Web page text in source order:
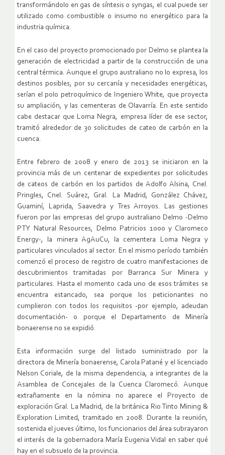
transformándolo en gas de síntesis o syngas, el cual puede ser
utilizado como combustible o insumo no energético para la
industria química.
En el caso del proyecto promocionado por Delmo se plantea la
generación de electricidad a partir de la construcción de una
central térmica. Aunque el grupo australiano no lo expresa, los
destinos posibles, por su cercanía y necesidades energéticas,
serían el polo petroquímico de Ingeniero White, que proyecta
su ampliación, y las cementeras de Olavarría. En este sentido
cabe destacar que Loma Negra, empresa líder de ese sector,
tramitó alrededor de 30 solicitudes de cateo de carbón en la
cuenca.
Entre febrero de 2008 y enero de 2013 se iniciaron en la
provincia más de un centenar de expedientes por solicitudes
de cateos de carbón en los partidos de Adolfo Alsina, Cnel.
Pringles, Cnel. Suárez, Gral. La Madrid, González Chávez,
Guaminí, Laprida, Saavedra y Tres Arroyos. Las gestiones
fueron por las empresas del grupo australiano Delmo -Delmo
PTY Natural Resources, Delmo Patricios 1000 y Claromeco
Energy-, la minera AgAuCu, la cementera Loma Negra y
particulares vinculados al sector. En el mismo período también
comenzó el proceso de registro de cuatro manifestaciones de
descubrimientos tramitadas por Barranca Sur Minera y
particulares. Hasta el momento cada uno de esos trámites se
encuentra estancado, sea porque los peticionantes no
cumplieron con todos los requisitos -por ejemplo, adeudan
documentación- o porque el Departamento de Minería
bonaerense no se expidió.
Esta información surge del listado suministrado por la
directora de Minería bonaerense, Carola Patané y el licenciado
Nelson Coriale, de la misma dependencia, a integrantes de la
Asamblea de Concejales de la Cuenca Claromecó. Aunque
extrañamente en la nómina no aparece el Proyecto de
exploración Gral. La Madrid, de la británica Rio Tinto Mining &
Exploration Limited, tramitado en 2008. Durante la reunión,
sostenida el jueves último, los funcionarios del área subrayaron
el interés de la gobernadora María Eugenia Vidal en saber qué
hay en el subsuelo de la provincia.